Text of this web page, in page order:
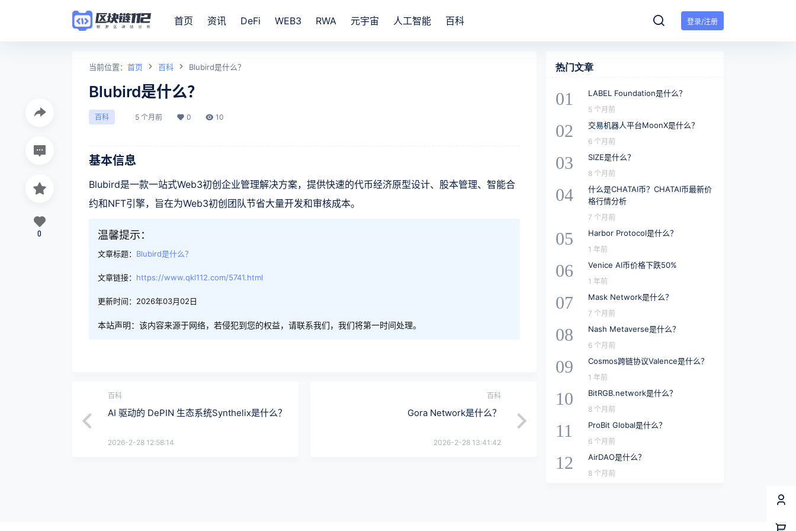
登录/注册
首页 资讯 DeFi WEB3 RWA 元宇宙 人工智能 百科
当前位置： 首页 百科 Blubird是什么？
Blubird是什么？
百科 5 个月前 0 10
基本信息
Blubird是一款一站式Web3初创企业管理解决方案，提供快速的代币经济原型设计、股本管理、智能合
约和NFT引擎，旨在为Web3初创团队节省大量开发和审核成本。
温馨提示：
文章标题： Blubird是什么？
文章链接： https://www.qkl112.com/5741.html
更新时间：2026年03月02日
本站声明：该内容来源于网络，若侵犯到您的权益，请联系我们，我们将第一时间处理。
0
百科
AI 驱动的 DePIN 生态系统Synthelix是什么？
2026-2-28 12:58:14
百科
Gora Network是什么？
2026-2-28 13:41:42
热门文章
01 LABEL Foundation是什么？
5 个月前
02 交易机器人平台MoonX是什么？
6 个月前
03 SIZE是什么？
8 个月前
04
什么是CHATAI币？CHATAI币最新价
格行情分析
7 个月前
05 Harbor Protocol是什么？
1 年前
06 Venice AI币价格下跌50%
1 年前
07 Mask Network是什么？
7 个月前
08 Nash Metaverse是什么？
6 个月前
09 Cosmos跨链协议Valence是什么？
1 年前
10 BitRGB.network是什么？
8 个月前
11 ProBit Global是什么？
6 个月前
12 AirDAO是什么？
8 个月前